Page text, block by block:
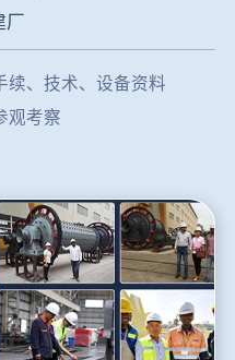
厂
续、技术、设备资料
观考察